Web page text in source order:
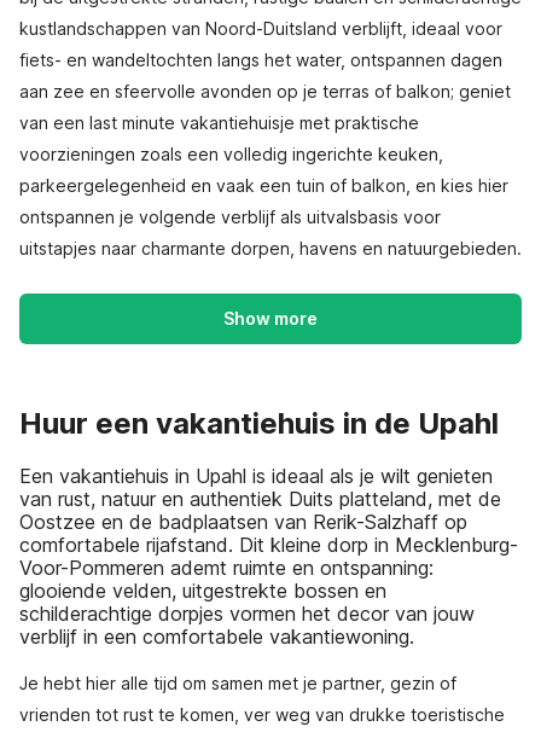
kustlandschappen van Noord-Duitsland verblijft, ideaal voor
fiets- en wandeltochten langs het water, ontspannen dagen
aan zee en sfeervolle avonden op je terras of balkon; geniet
van een last minute vakantiehuisje met praktische
voorzieningen zoals een volledig ingerichte keuken,
parkeergelegenheid en vaak een tuin of balkon, en kies hier
ontspannen je volgende verblijf als uitvalsbasis voor
uitstapjes naar charmante dorpen, havens en natuurgebieden.
Show more
Huur een vakantiehuis in de Upahl
Een vakantiehuis in Upahl is ideaal als je wilt genieten
van rust, natuur en authentiek Duits platteland, met de
Oostzee en de badplaatsen van Rerik-Salzhaff op
comfortabele rijafstand. Dit kleine dorp in Mecklenburg-
Voor-Pommeren ademt ruimte en ontspanning:
glooiende velden, uitgestrekte bossen en
schilderachtige dorpjes vormen het decor van jouw
verblijf in een comfortabele vakantiewoning.
Je hebt hier alle tijd om samen met je partner, gezin of
vrienden tot rust te komen, ver weg van drukke toeristische